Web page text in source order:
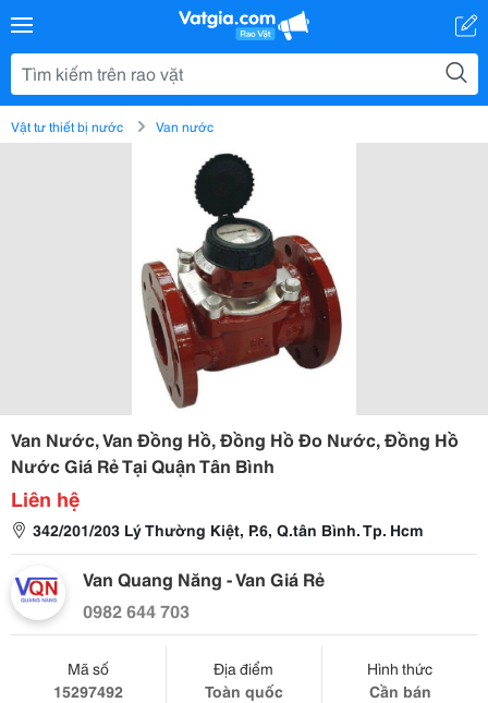
Vật tư thiết bị nước Van nước
Van Nước, Van Đồng Hồ, Đồng Hồ Đo Nước, Đồng Hồ
Nước Giá Rẻ Tại Quận Tân Bình
Liên hệ
342/201/203 Lý Thường Kiệt, P.6, Q.tân Bình. Tp. Hcm
Van Quang Năng - Van Giá Rẻ
0982 644 703
Mã số
15297492
Địa điểm
Toàn quốc
Hình thức
Cần bán